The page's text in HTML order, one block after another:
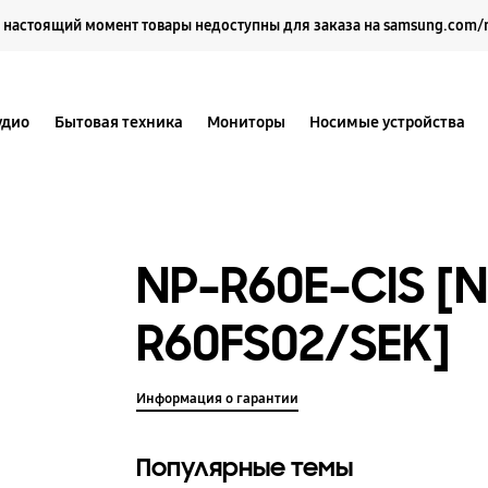
настоящий момент товары недоступны для заказа на samsung.com/
Бытовая техника Мониторы Носимые устройства
NP-R60E-CIS
R60FS02/SEK]
Информация о гарантии
Популярные темы